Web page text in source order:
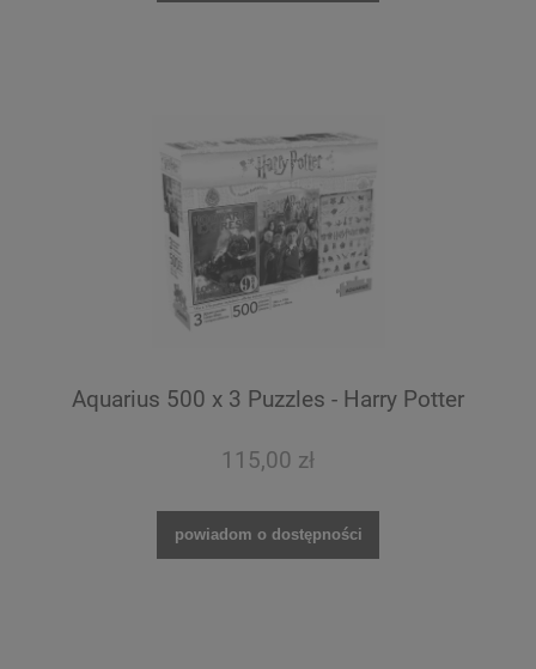
Aquarius 500 x 3 Puzzles - Harry Potter
115,00 zł
powiadom o dostępności